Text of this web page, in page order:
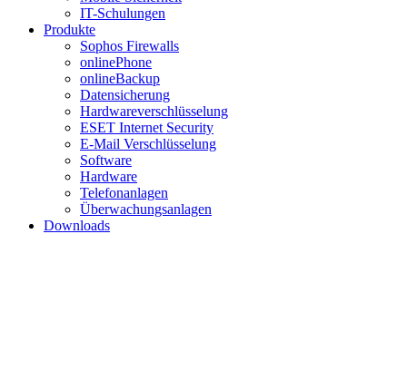
IT-Schulungen
Produkte
Sophos Firewalls
onlinePhone
onlineBackup
Datensicherung
Hardwareverschlüsselung
ESET Internet Security
E-Mail Verschlüsselung
Software
Hardware
Telefonanlagen
Überwachungsanlagen
Downloads